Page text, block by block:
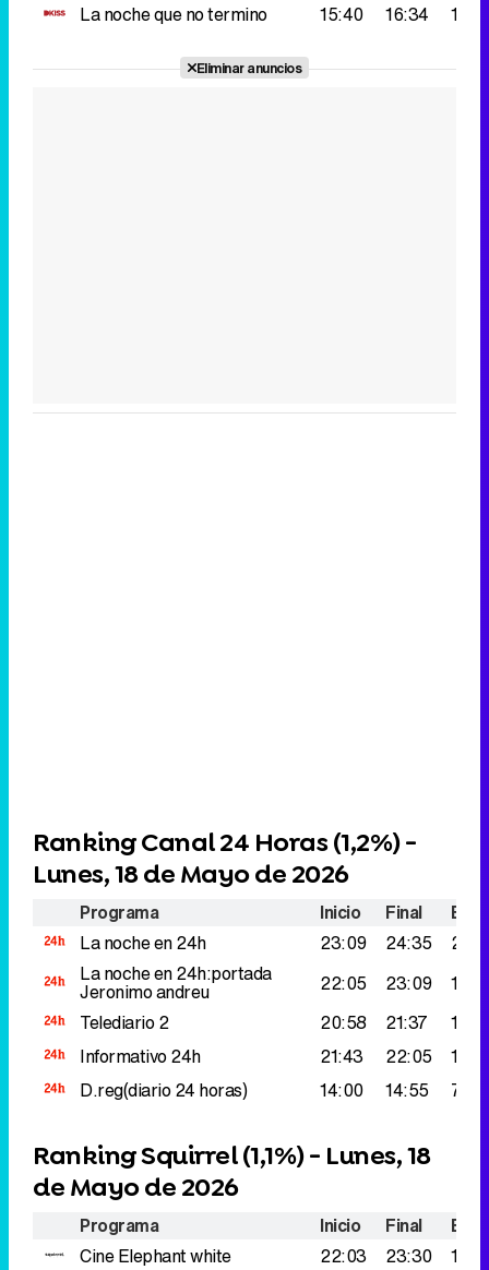
La noche que no termino
15:40 16:34
Eliminar anuncios
Ranking Canal 24 Horas (1,2%) -
Lunes, 18 de Mayo de 2026
Programa Inicio Final
La noche en 24h
23:09 24:35
La noche en 24h:portada
Jeronimo andreu 22:05 23:09
Telediario 2
20:58 21:37
Informativo 24h
21:43 22:05
D.reg(diario 24 horas)
14:00 14:55
Ranking Squirrel (1,1%) - Lunes, 18
de Mayo de 2026
Programa Inicio Final
CineElephant white 22:03 23:30